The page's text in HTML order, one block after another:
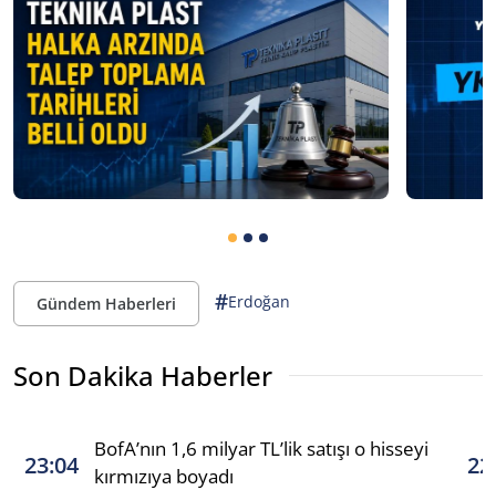
Gündem Haberleri #Erdoğan
Son Dakika Haberler
23:04
BofA’nın 1,6 milyar TL’lik satışı o hisseyi
kırmızıya boyadı